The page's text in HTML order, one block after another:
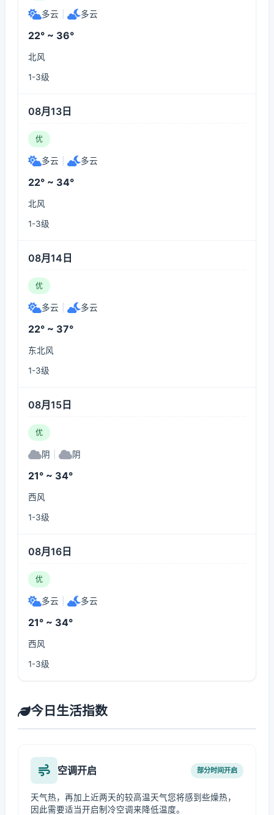
多云 多云
22° ~ 36°
北风
1-3级
08月13日
优
多云 多云
22° ~ 34°
北风
1-3级
08月14日
优
多云 多云
22° ~ 37°
东北风
1-3级
08月15日
优
阴 阴
21° ~ 34°
西风
1-3级
08月16日
优
多云 多云
21° ~ 34°
西风
1-3级
今日生活指数
空调开启 部分时间开启
天气热，再加上近两天的较高温天气您将感到些燥热，
因此需要适当开启制冷空调来降低温度。